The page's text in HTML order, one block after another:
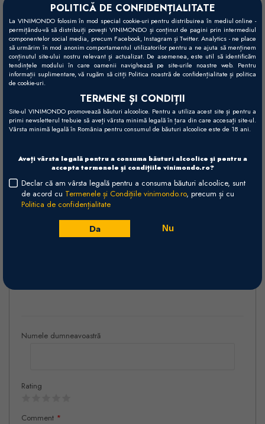
POLITICĂ DE CONFIDENȚIALITATE
La VINIMONDO folosim în mod special cookie-uri pentru distribuirea în mediul online -
permițându-vă să distribuiți povești VINIMONDO și conținut de pagini prin intermediul
componentelor social media, precum Facebook, Instagram și Twitter. Analytics - ne place
să urmărim în mod anonim comportamentul utilizatorilor pentru a ne ajuta să menținem
conținutul site-ului nostru relevant și actualizat. De asemenea, este util să identificăm
tendințele modului în care oamenii navighează pe site-urile noastre web. Pentru
informații suplimentare, vă rugăm să citiți Politica noastră de confidențialitate și politica
de cookie-uri.
TERMENE ȘI CONDIȚII
Site-ul VINIMONDO promovează băuturi alcoolice. Pentru a utiliza acest site și pentru a
primi newsletterul trebuie să aveți vârsta minimă legală în țara din care accesați site-ul.
Vârsta minimă legală în România pentru consumul de băuturi alcoolice este de 18 ani.
Aveți vârsta legală pentru a consuma băuturi alcoolice și pentru a
accepta termenele și condițiile vinimondo.ro?
Declar că am vârsta legală pentru a consuma băuturi alcoolice, sunt
de acord cu Termenele și Condițiile vinimondo.ro, precum și cu
Politica de confidențialitate
Da Nu
Temperatură servire: 5 - 7°C
Vizual
Galben pal.
Gustativ
Corp și aciditate perfect echilibrate de prospețimea plăcută și gustul
Olfactiv
Arome proaspete de fructe galbene coapte, note de alune, migdale
dulci și vanilie.
Metoda tradițională. Cea de-a doua fermentație are loc în sticlă, cu
Numele dumneavoastră
Rating
Comment *